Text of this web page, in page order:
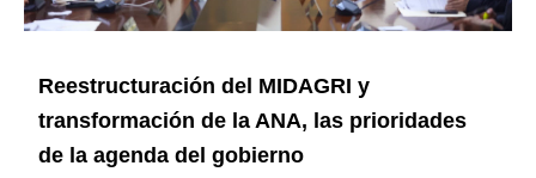
Reestructuración del MIDAGRI y
transformación de la ANA, las prioridades
de la agenda del gobierno